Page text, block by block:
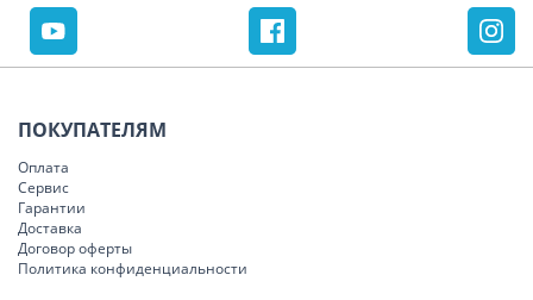
ПОКУПАТЕЛЯМ
Оплата
Сервис
Гарантии
Доставка
Договор оферты
Политика конфиденциальности